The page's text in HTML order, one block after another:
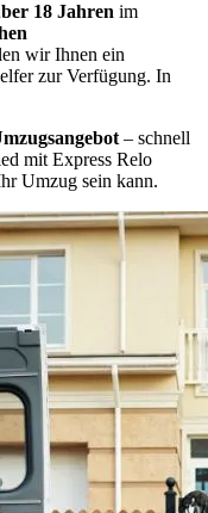
18 Jahren im
wir Ihnen ein
zur Verfügung. In
– schnell
mit Express Relo
Umzug sein kann.